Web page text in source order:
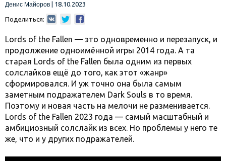
Денис Майоров
18.10.2023
Поделиться:
Lords of the Fallen — это одновременно и перезапуск, и
продолжение одноимённой игры 2014 года. А та
старая Lords of the Fallen была одним из первых
солслайков ещё до того, как этот «жанр»
сформировался. И уж точно она была самым
заметным подражателем Dark Souls в то время.
Поэтому и новая часть на мелочи не разменивается.
Lords of the Fallen 2023 года — самый масштабный и
амбициозный солслайк из всех. Но проблемы у него те
же, что и у других подражателей.